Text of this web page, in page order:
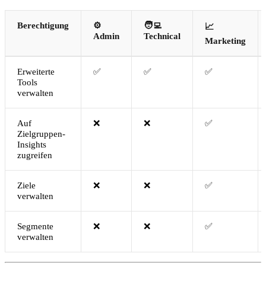
Berechtigung
⚙️
Admin
🧑‍💻
Technical
📈
Marketing
Erweiterte
Tools
verwalten
✅ ✅ ✅
Auf
Zielgruppen-
Insights
zugreifen
❌ ❌ ✅
Ziele
verwalten
❌ ❌ ✅
Segmente
verwalten
❌ ❌ ✅